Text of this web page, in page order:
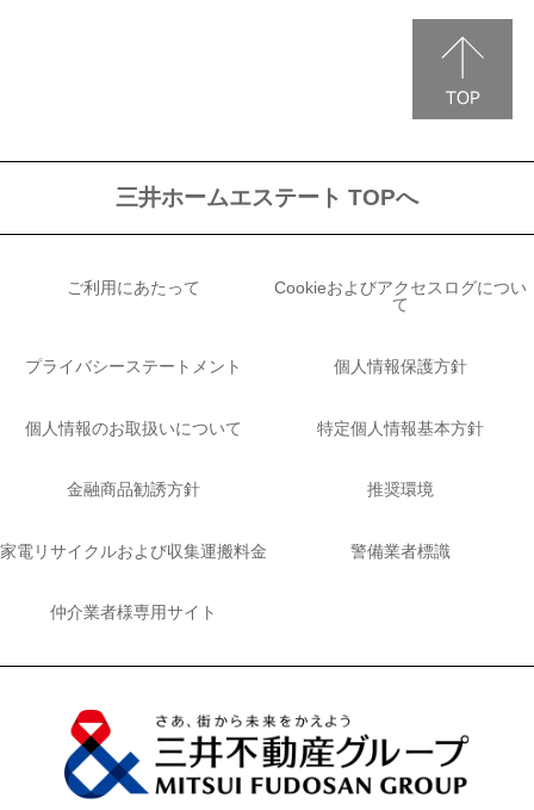
三井ホームエステート TOPへ
ご利用にあたって
Cookieおよびアクセスログについ
て
プライバシーステートメント 個人情報保護方針
個人情報のお取扱いについて 特定個人情報基本方針
金融商品勧誘方針 推奨環境
家電リサイクルおよび収集運搬料金 警備業者標識
仲介業者様専用サイト